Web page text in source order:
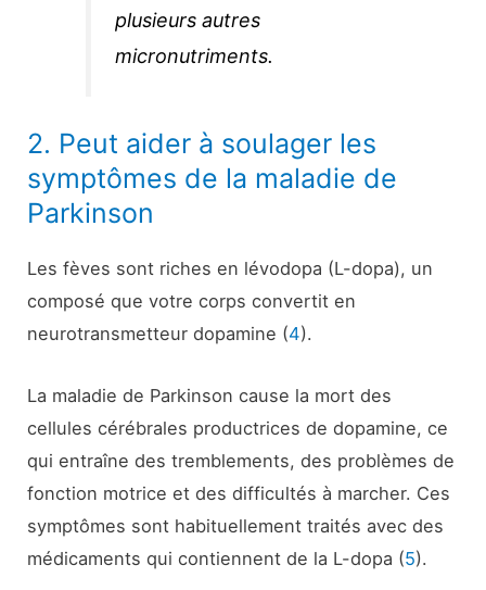
plusieurs autres
micronutriments.
2. Peut aider à soulager les
symptômes de la maladie de
Parkinson
Les fèves sont riches en lévodopa (L-dopa), un
composé que votre corps convertit en
neurotransmetteur dopamine (4).
La maladie de Parkinson cause la mort des
cellules cérébrales productrices de dopamine, ce
qui entraîne des tremblements, des problèmes de
fonction motrice et des difficultés à marcher. Ces
symptômes sont habituellement traités avec des
médicaments qui contiennent de la L-dopa (5).